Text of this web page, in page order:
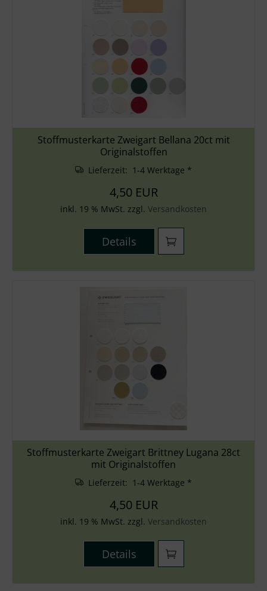
Stoffmusterkarte Zweigart Bellana 20ct mit
Originalstoffen
Lieferzeit: 1-4 Werktage *
4,50 EUR
inkl. 19 % MwSt. zzgl. Versandkosten
Details
Stoffmusterkarte Zweigart Brittney Lugana 28ct
mit Originalstoffen
Lieferzeit: 1-4 Werktage *
4,50 EUR
inkl. 19 % MwSt. zzgl. Versandkosten
Details